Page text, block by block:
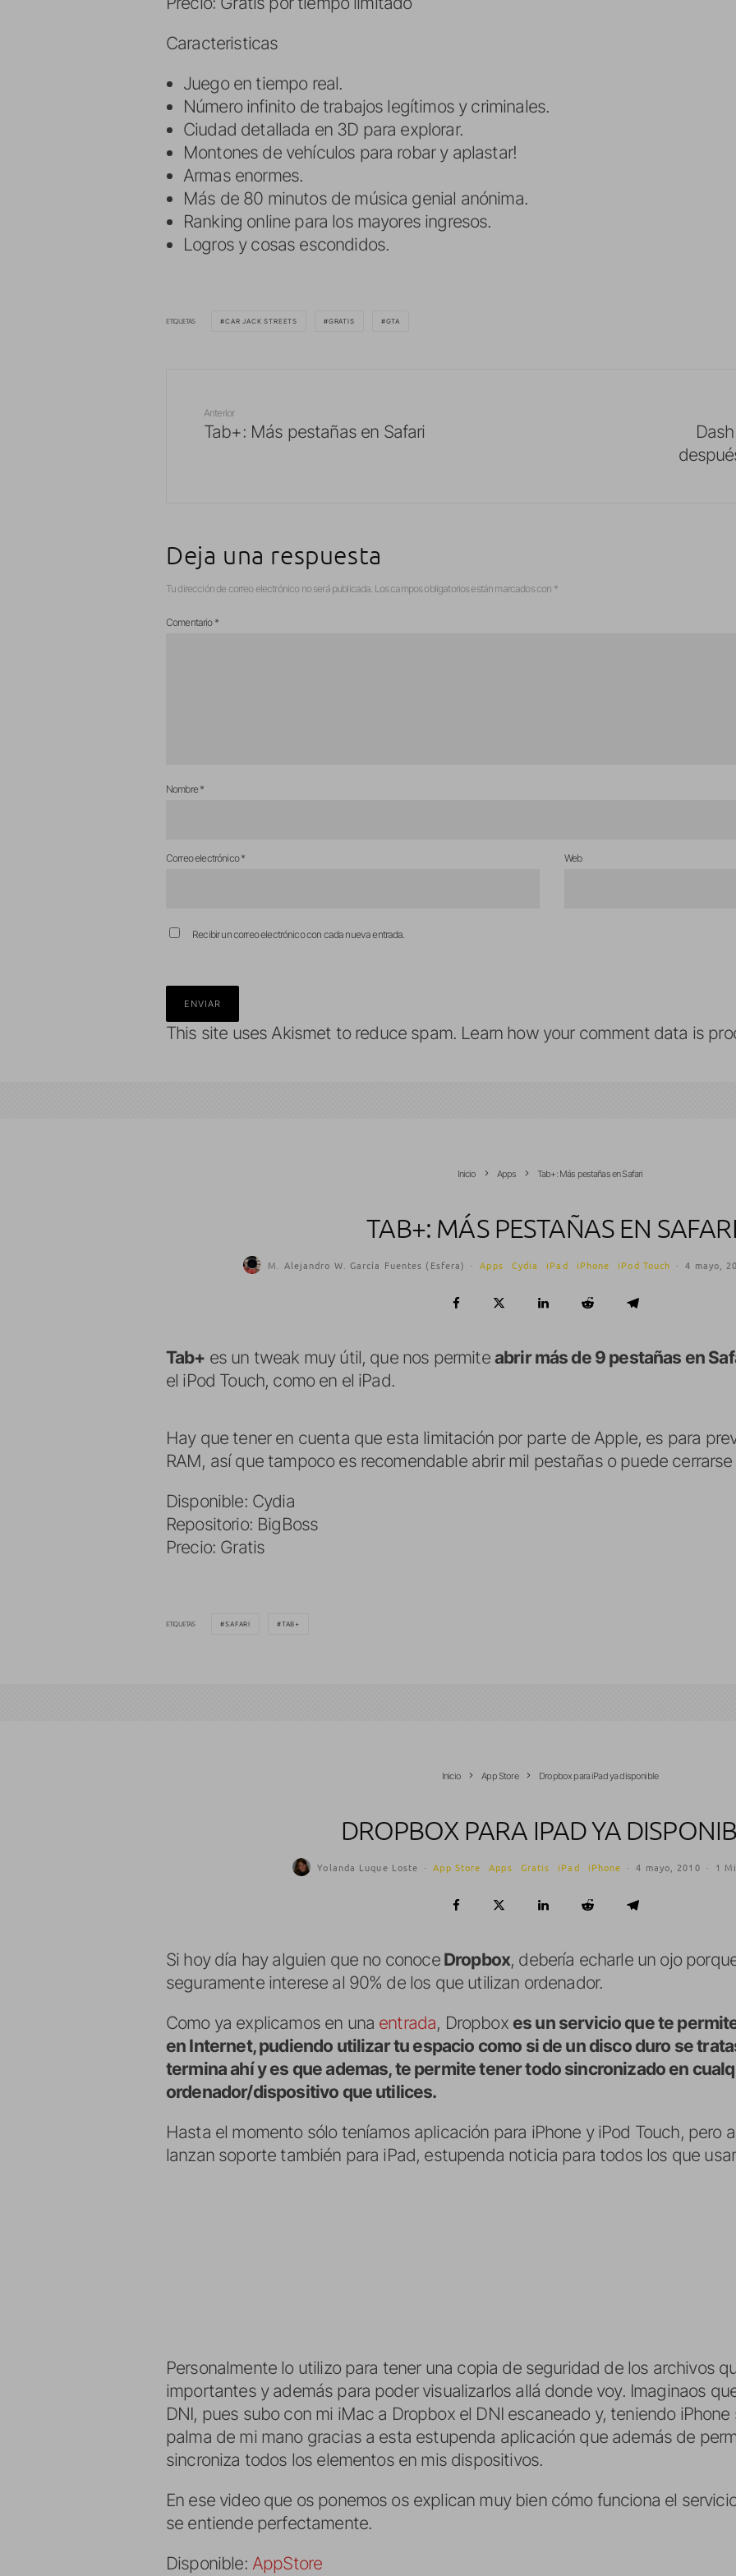
Caracteristicas
Juego en tiempo real.
Número infinito de trabajos legítimos y criminales.
Ciudad detallada en 3D para explorar.
Montones de vehículos para robar y aplastar!
Armas enormes.
Más de 80 minutos de música genial anónima.
Ranking online para los mayores ingresos.
Logros y cosas escondidos.
ETIQUETAS CAR JACK STREETS GRATIS GTA
Anterior
Tab+: Más pestañas en Safari
Deja una respuesta
Tu dirección de correo electrónico no será publicada. Los campos obligatorios están marcados con *
Comentario *
Nombre*
Correo electrónico* Web
Recibir un correo electrónico con cada nueva entrada.
This site uses Akismet to reduce spam. Learn how your comment data is
Inicio Apps Tab+: Más pestañas en Safari
TAB+: MÁS PESTAÑAS EN
M. Alejandro W. García Fuentes (Esfera) · Apps Cydia iPad iPhone iPod Touch · 4 mayo,
Tab+ es un tweak muy útil, que nos permite abrir más de 9 pestañas en
el iPod Touch, como en el iPad.
Hay que tener en cuenta que esta limitación por parte de Apple, es para
RAM, así que tampoco es recomendable abrir mil pestañas o puede
Disponible: Cydia
Repositorio: BigBoss
Precio: Gratis
ETIQUETAS SAFARI TAB+
Inicio App Store Dropbox para iPad ya disponible
DROPBOX PARA IPAD YA
Yolanda Luque Loste · App Store Apps Gratis iPad iPhone · 4 mayo, 2010 · 1
Si hoy día hay alguien que no conoceDropbox, debería echarle un ojo
seguramente interese al 90% de los que utilizan ordenador.
Como ya explicamos en una entrada, Dropbox es un servicio que te
en Internet, pudiendo utilizar tu espacio como si de un disco duro se
termina ahí y es que ademas, te permite tener todo sincronizado en
ordenador/dispositivo que utilices.
Hasta el momento sólo teníamos aplicación para iPhone y iPod Touch, pero
lanzan soporte también para iPad, estupenda noticia para todos los que
Personalmente lo utilizo para tener una copia de seguridad de los archivos
importantes y además para poder visualizarlos allá donde voy. Imaginaos
DNI, pues subo con mi iMac a Dropbox el DNI escaneado y, teniendo
palma de mi mano gracias a esta estupenda aplicación que además de
sincroniza todos los elementos en mis dispositivos.
En ese video que os ponemos os explican muy bien cómo funciona el
se entiende perfectamente.
Disponible: AppStore